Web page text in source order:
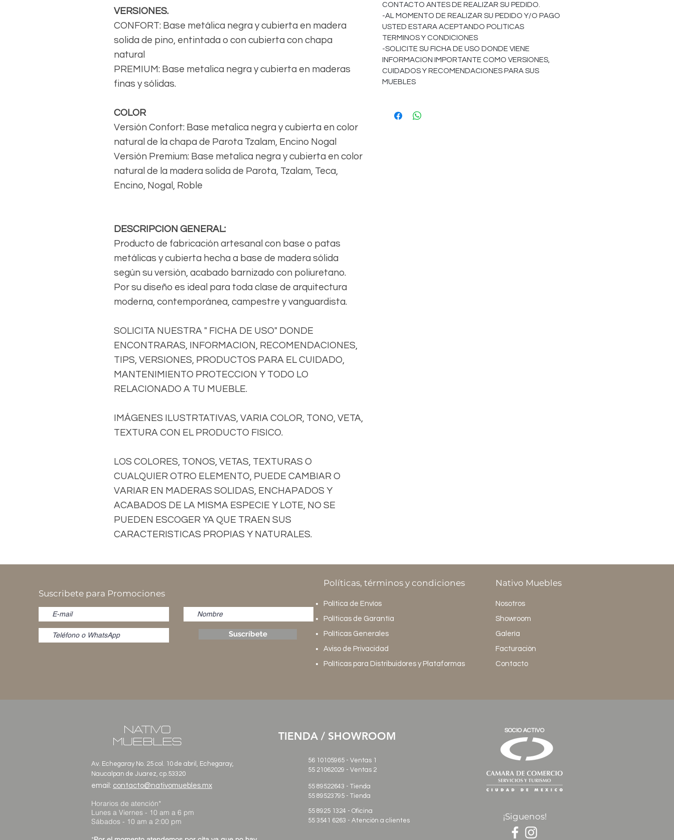
VERSIONES.
CONFORT: Base metálica negra y cubierta en madera
solida de pino, entintada o con cubierta con chapa
natural
PREMIUM: Base metalica negra y cubierta en maderas
finas y sólidas.
COLOR
Versión Confort: Base metalica negra y cubierta en color
natural de la chapa de Parota Tzalam, Encino Nogal
Versión Premium: Base metalica negra y cubierta en color
natural de la madera solida de Parota, Tzalam, Teca,
Encino, Nogal, Roble
DESCRIPCION GENERAL:
Producto de fabricación artesanal con base o patas
metálicas y cubierta hecha a base de madera sólida
según su versión, acabado barnizado con poliuretano.
Por su diseño es ideal para toda clase de arquitectura
moderna, contemporánea, campestre y vanguardista.
SOLICITA NUESTRA " FICHA DE USO" DONDE
ENCONTRARAS, INFORMACION, RECOMENDACIONES,
TIPS, VERSIONES, PRODUCTOS PARA EL CUIDADO,
MANTENIMIENTO PROTECCION Y TODO LO
RELACIONADO A TU MUEBLE.
IMÁGENES ILUSTRTATIVAS, VARIA COLOR, TONO, VETA,
TEXTURA CON EL PRODUCTO FISICO.
LOS COLORES, TONOS, VETAS, TEXTURAS O
CUALQUIER OTRO ELEMENTO, PUEDE CAMBIAR O
VARIAR EN MADERAS SOLIDAS, ENCHAPADOS Y
ACABADOS DE LA MISMA ESPECIE Y LOTE, NO SE
PUEDEN ESCOGER YA QUE TRAEN SUS
CARACTERISTICAS PROPIAS Y NATURALES.
CONTACTO ANTES DE REALIZAR SU PEDIDO.
-AL MOMENTO DE REALIZAR SU PEDIDO Y/O PAGO
USTED ESTARA ACEPTANDO POLITICAS
TERMINOS Y CONDICIONES
-SOLICITE SU FICHA DE USO DONDE VIENE
INFORMACION IMPORTANTE COMO VERSIONES,
CUIDADOS Y RECOMENDACIONES PARA SUS
MUEBLES
Suscribete para Promociones
Suscríbete
Políticas, términos y condiciones Nativo Muebles
Nosotros
Showroom
Galería
Facturación
Contacto
Política de Envíos
Políticas de Garantía
Políticas Generales
Aviso de Privacidad
Políticas para Distribuidores y Plataformas
NATIVO
MUEBLES
Av. Echegaray No. 25 col. 10 de abril, Echegaray,
Naucalpan de Juarez, cp.53320
email: contacto@nativomuebles.mx
Horarios de atención*
Lunes a Viernes - 10 am a 6 pm
Sábados - 10 am a 2:00 pm
TIENDA / SHOWROOM
56 10105965 - Ventas 1
55 21062029 - Ventas 2
55 89522643 - Tienda
55 89523795 - Tienda
55 8925 1324 - Oficina
55 3541 6263 - Atención a clientes
SOCIO ACTIVO
¡Siguenos!